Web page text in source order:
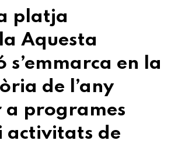
platja
Aquesta
s’emmarca en la
de l’any
a programes
activitats de